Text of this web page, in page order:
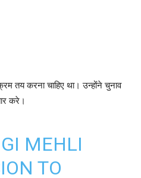
तय करना चाहिए था। उन्होंने चुनाव
करे।
MEHLI
TO